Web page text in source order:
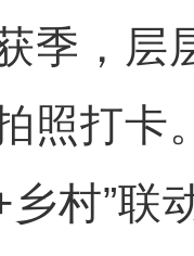
季，层
照打卡
乡村”联